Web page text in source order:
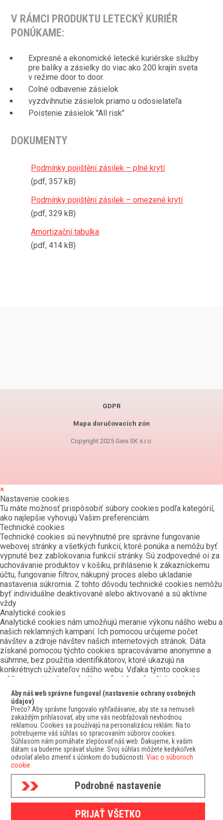
V RÁMCI PRODUKTU LETECKÝ KURIÉR
PONÚKAME:
Expresné a ekonomické letecké kuriérske služby
pre balíky a zásielky do viac ako 200 krajín sveta
v režime door to door.
Colné odbavenie zásielok
vyzdvihnutie zásielok priamo u odosielateľa
Poistenie zásielok "All risk"
DOKUMENTY
Podmínky pojištění zásilek – plné krytí
(pdf, 357 kB)
Podmínky pojištění zásilek – omezené krytí
(pdf, 329 kB)
Amortizační tabulka
(pdf, 414 kB)
GDPR
Mapa doručovacích zón
Copyright 2025 Geis SK s.r.o.
Aby náš web správne fungoval (nastavenie ochrany osobných
údajov)
Prečo? Aby správne fungovalo vyhľadávanie, aby ste sa nemuseli
zakaždým prihlasovať, aby sme vás neobťažovali nevhodnou
reklamou. Cookies sa používajú na personalizáciu reklám. Na to
potrebujeme váš súhlas so spracovaním súborov cookies.
Súhlasom nám pomáhate zlepšovať náš web. Ďakujeme, k vašim
dátam sa budeme správať slušne. Svoj súhlas môžete kedykoľvek
odvolať alebo zmeniť s účinkom do budúcnosti.Viac o súboroch
cookie
Podrobné nastavenie
PRIJAŤ VŠETKO
×
Nastavenie cookies
Tu máte možnosť prispôsobiť súbory cookies podľa kategórií,
ako najlepšie vyhovujú Vašim preferenciám.
Technické cookies
Technické cookies sú nevyhnutné pre správne fungovanie
webovej stránky a všetkých funkcií, ktoré ponúka a nemôžu byť
vypnuté bez zablokovania funkcií stránky. Sú zodpovedné oi za
uchovávanie produktov v košíku, prihlásenie k zákazníckemu
účtu, fungovanie filtrov, nákupný proces alebo ukladanie
nastavenia súkromia. Z tohto dôvodu technické cookies nemôžu
byť individuálne deaktivované alebo aktivované a sú aktívne
vždy
Analytické cookies
Analytické cookies nám umožňujú meranie výkonu nášho webu a
našich reklamných kampaní. Ich pomocou určujeme počet
návštev a zdroje návštev našich internetových stránok. Dáta
získané pomocou týchto cookies spracovávame anonymne a
súhrnne, bez použitia identifikátorov, ktoré ukazujú na
konkrétnych užívateľov nášho webu. Vďaka týmto cookies
môžeme optimalizovať výkon a funkčnosť našich stránok.
Preferenčné cookies
Preferenčné cookies umožňujú, aby si webová stránka
zapamätala informácie, ktoré menia, ako sa webová stránka
správa alebo ako vyzerá. Je to napríklad Vami preferovaný
jazyk, mena, obľúbené alebo naposledy prezerané produkty a
pod. Vďaka týmto cookies Vám môžeme odporučiť na webe
produkty a ponuky, ktoré budú pre Vás čo najzaujímavejšie.
Marketingové cookies
Marketingové cookies používame my alebo naši partneri, aby
sme Vám dokázali zobraziť čo najrelevantnejší obsah alebo
reklamy tak na našich stránkach, ako aj na stránkach tretích
subjektov. To je možné vďaka vytváraniu tzv.
pseudonymizovaného profilu podľa vašich záujmov. Ale nebojte,
týmto profilovaním spravidla nie je možná bezprostredná